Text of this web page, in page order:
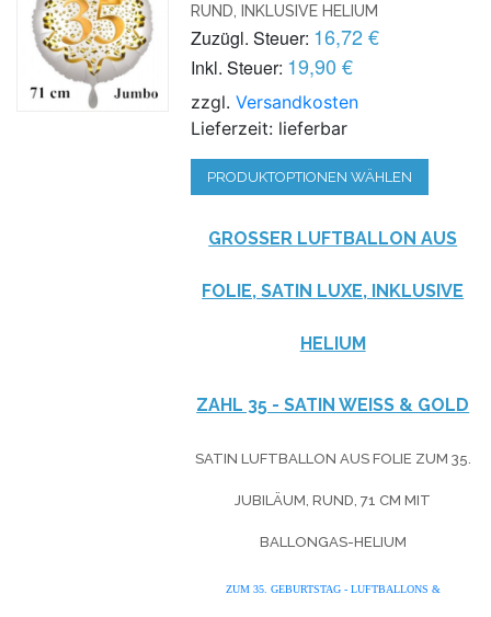
UND, INKLUSIVE HELIUM
Zuzügl. Steuer: 16,72 €
Inkl. Steuer: 19,90 €
zzgl.Versandkosten
Lieferzeit: lieferbar
PRODUKTOPTIONEN WÄHLEN
GROSSER LUFTBALLON AUS F
OLIE, SATIN LUXE, INKLUSIVE H
ELIUM
ZAHL 35 - SATIN WEISS & GOLD
SATIN LUFTBALLON AUS FOLIE ZUM 35.
JUBILÄUM , RUND, 71 CM MIT
BALLONGAS-HELIUM
ZUM 35. GEBURTSTAG - LUFTBALLONS &